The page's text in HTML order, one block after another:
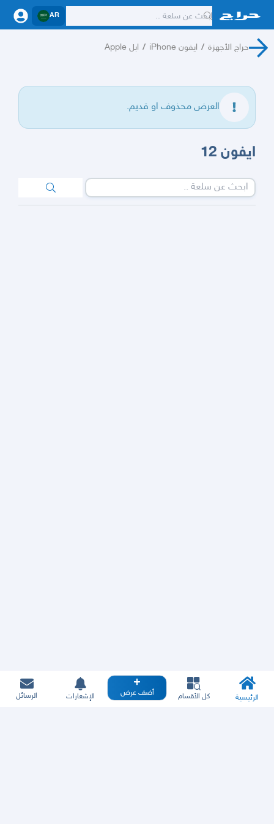
AR
حراج الأجهزة / ايفون iPhone / ابل Apple
العرض محذوف او قديم.
ايفون 12
الرئيسية كل الأقسام أضف عرض الإشعارات الرسائل